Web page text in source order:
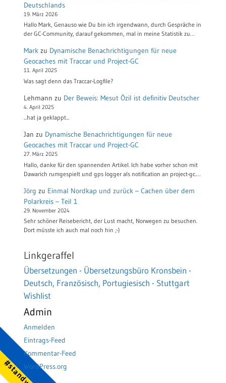
Deutschlands
19. März 2026
Hallo Mark, Genauso wie Du bin ich irgendwann, durch Gespräche in
der GC-Community, darauf gekommen, mal in meine Statistik zu…
Mark zu Dynamische Benachrichtigungen für neue
Geocaches mit Traccar und Project-GC
11. April 2025
Was sagt denn das Traccar-Logfile?
Lehmann zu Der Beweis: Mesut Özil ist definitiv Deutscher
4. April 2025
...hat ja geklappt...
Jan zu Dynamische Benachrichtigungen für neue
Geocaches mit Traccar und Project-GC
27. März 2025
Hallo, danke für den spannenden Artikel. Ich habe vorher schon mit
Dawarich rumgespielt und gps logger als notification an project-gc.…
Jörg zu Einmal Nordkap und zurück – Cachen über dem
Polarkreis – Teil 1
29. November 2024
Sehr schöner Reisebericht, der Lust macht, Norwegen zu besuchen.
Dort müsste ich auch mal noch hin ;-)
Linkgeraffel
Übersetzungen - Übersetzungsbüro Kronsbein -
Deutsch, Französisch, Portugiesisch - Stuttgart
Wishlist
Admin
Anmelden
Eintrags-Feed
Kommentar-Feed
WordPress.org